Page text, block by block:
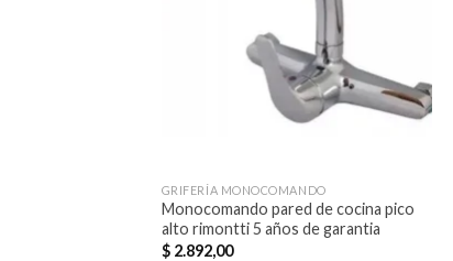
GRIFERÍA MONOCOMANDO
Monocomando pared de cocina pico
alto rimontti 5 años de garantia
$2.892,00